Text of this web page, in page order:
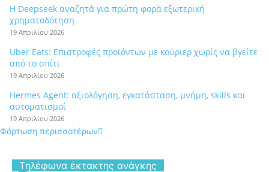
Η Deepseek αναζητά για πρώτη φορά εξωτερική
χρηματοδότηση
19 Απριλίου 2026
Uber Eats: Επιστροφές προϊόντων με κούριερ χωρίς να βγείτε
από το σπίτι
19 Απριλίου 2026
Hermes Agent: αξιολόγηση, εγκατάσταση, μνήμη, skills και
αυτοματισμοί
19 Απριλίου 2026
Φόρτωση περισσοτέρων
Tηλέφωνα έκτακτης ανάγκης